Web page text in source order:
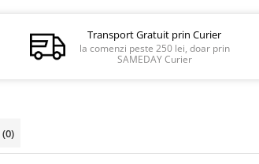
Transport Gratuit prin Curier
la comenzi peste 250 lei, doar prin
SAMEDAY Curier
(0)